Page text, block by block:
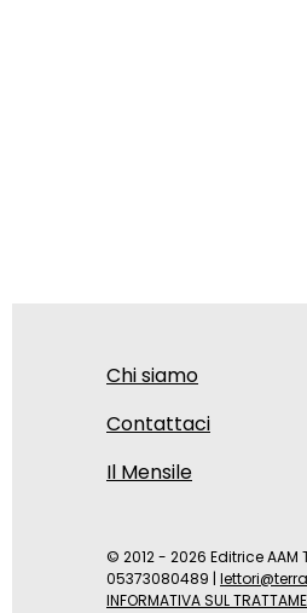
Chi siamo
Contattaci
Il Mensile
© 2012 - 2026 Editrice AAM
05373080489 |
INFORMATIVA SUL